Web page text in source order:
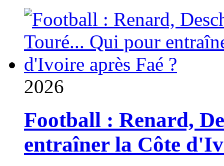
2026
Football : Renard,
entraîner la Côte